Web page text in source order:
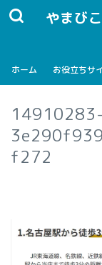
やまび
ホーム お役立ちサ
14910283-
f272